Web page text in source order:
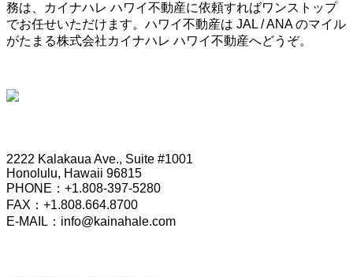
務は、カイナハレ ハワイ不動産に依頼すればワンストップ
でお任せいただけます。ハワイ不動産は JAL / ANA のマイル
がたまる株式会社カイナハレ ハワイ不動産へどうぞ。
2222 Kalakaua Ave., Suite #1001
Honolulu, Hawaii 96815
PHONE：+1.808-397-5280
FAX：+1.808.664.8700
E-MAIL：info@kainahale.com